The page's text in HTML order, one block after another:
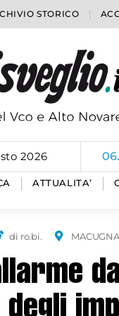
STORICO
2026
ATTUALITA’
di ro.bi.